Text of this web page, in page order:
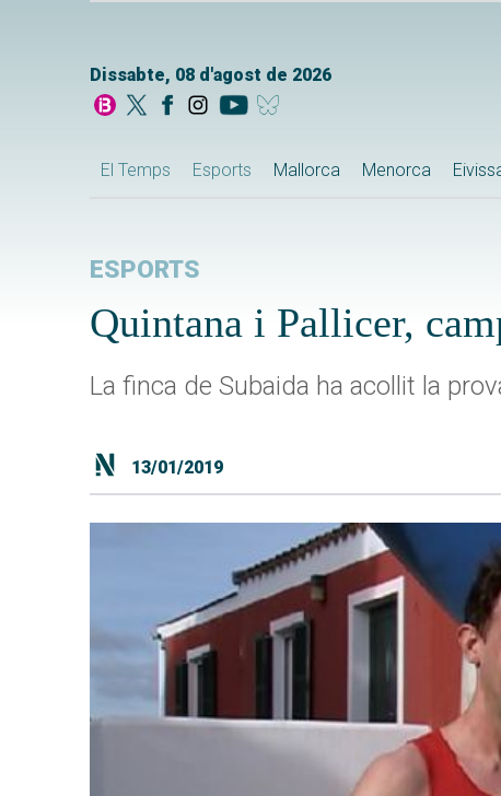
Dissabte, 08 d'agost de 2026
El Temps Esports Mallorca Menorca
ESPORTS
Quintana i Pallicer,
La finca de Subaida ha acollit la
13/01/2019